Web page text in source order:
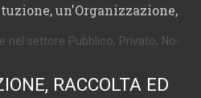
un'Organizzazione,
nel settore Pubblico, Privato, No-
RACCOLTA ED